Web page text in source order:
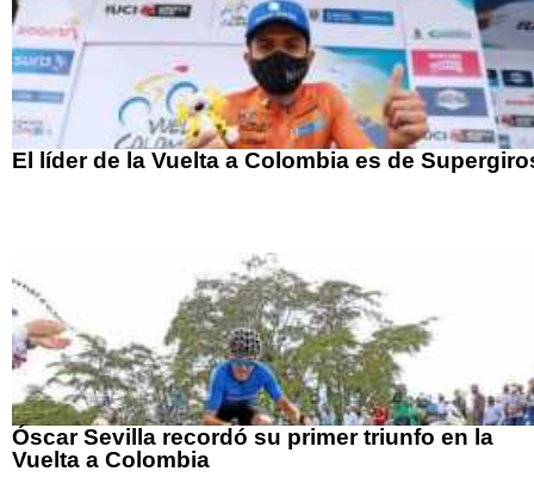
El líder de la Vuelta a Colombia es de
Óscar Sevilla recordó su primer triunfo en la
Vuelta a Colombia